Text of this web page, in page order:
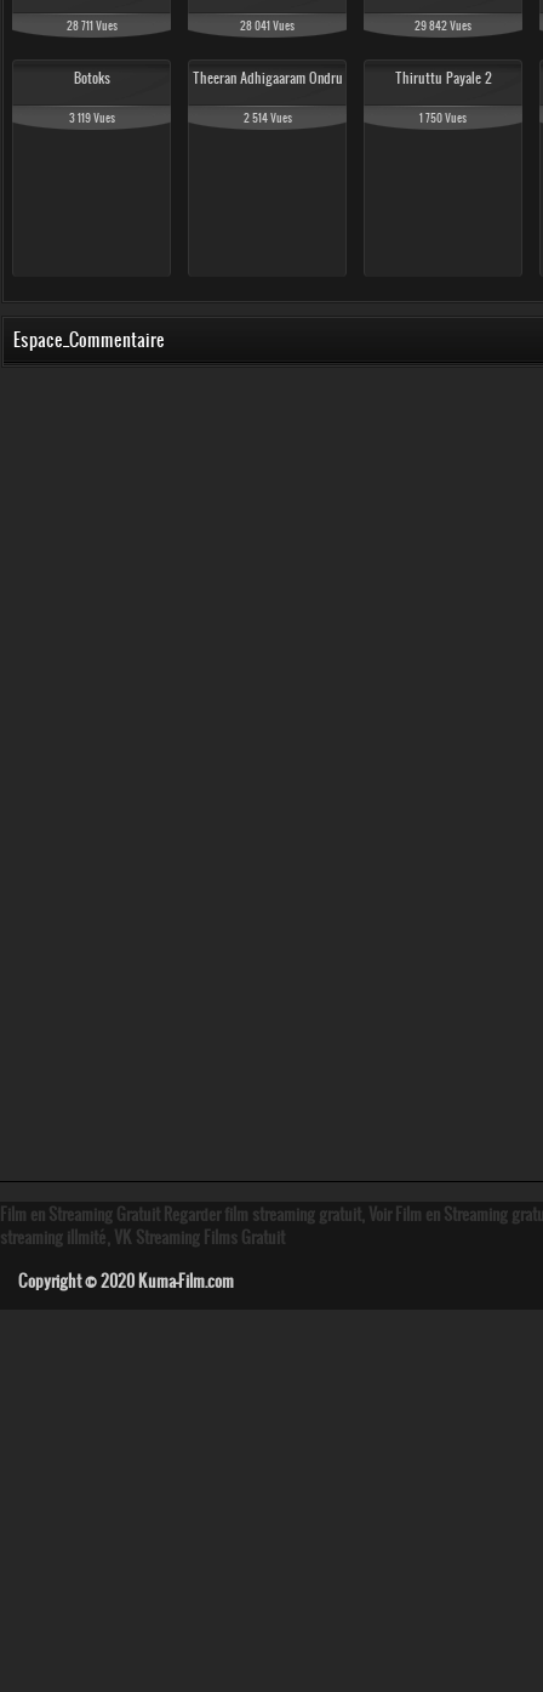
28 711 Vues 28 041 Vues 29 842 Vues
Botoks
3 119 Vues
Theeran Adhigaaram Ondru
2 514 Vues
Thiruttu Payale 2
1 750 Vues
Espace_Commentaire
Film en Streaming Gratuit Regarder film streaming gratuit, Voir Film en Streaming
streaming illmité, VK Streaming Films Gratuit
Copyright © 2020Kuma-Film.com